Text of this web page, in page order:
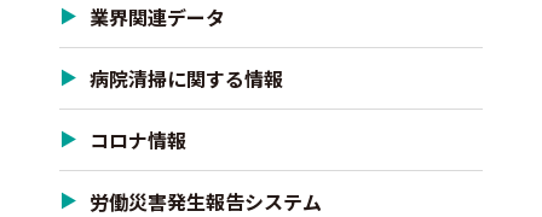
業界関連データ
病院清掃に関する情報
コロナ情報
労働災害発生報告システム